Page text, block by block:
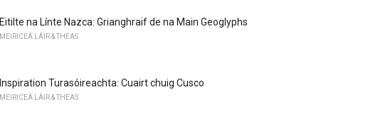
Eitilte na Línte Nazca: Grianghraif de na Main Geoglyphs
MEIRICEÁ LÁIR & THEAS
Inspiration Turasóireachta: Cuairt chuig Cusco
MEIRICEÁ LÁIR & THEAS